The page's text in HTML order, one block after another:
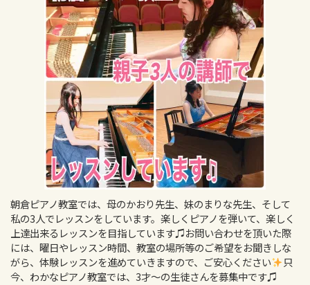
朝倉ピアノ教室では、母のかおり先生、妹のまりな先生、そして
私の3人でレッスンをしています。楽しくピアノを弾いて、楽しく
上達出来るレッスンを目指しています♫お問い合わせを頂いた際
には、曜日やレッスン時間、教室の場所等のご希望をお聞きしな
がら、体験レッスンを進めていきますので、ご安心ください
只
今、わかなピアノ教室では、3才〜の生徒さんを募集中です♫